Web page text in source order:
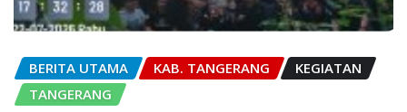
BERITA UTAMA KAB. TANGERANG
KEGIATAN
TANGERANG